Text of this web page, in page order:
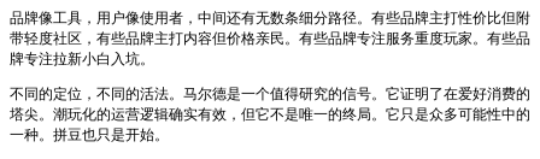
品牌像工具，用户像使用者，中间还有无数条细分路径。有些品牌主打性价比但附
带轻度社区，有些品牌主打内容但价格亲民。有些品牌专注服务重度玩家。有些品
牌专注拉新小白入坑。
不同的定位，不同的活法。马尔德是一个值得研究的信号。它证明了在爱好消费的
塔尖。潮玩化的运营逻辑确实有效，但它不是唯一的终局。它只是众多可能性中的
一种。拼豆也只是开始。